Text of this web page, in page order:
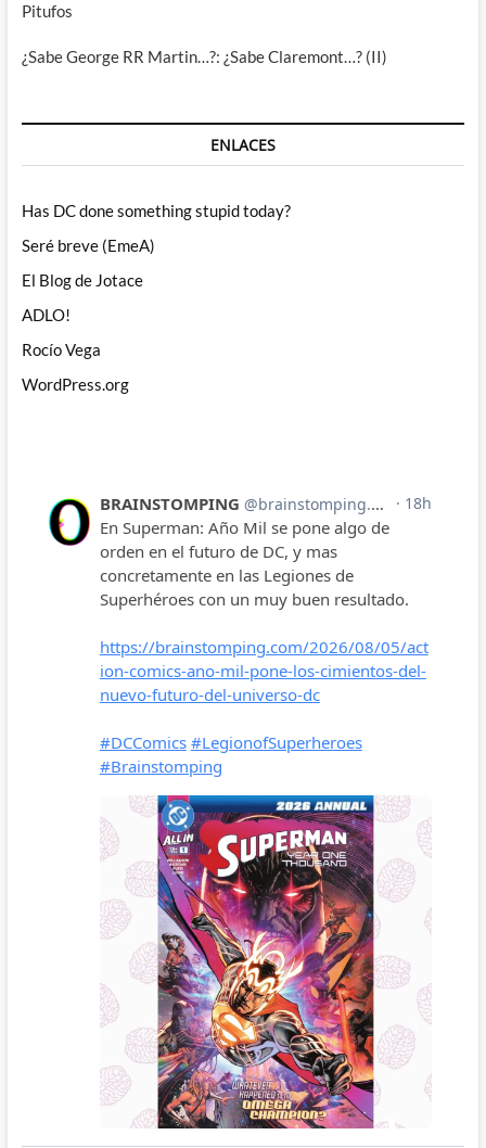
Pitufos
¿Sabe George RR Martin…?: ¿Sabe Claremont…? (II)
ENLACES
Has DC done something stupid today?
Seré breve (EmeA)
El Blog de Jotace
ADLO!
Rocío Vega
WordPress.org